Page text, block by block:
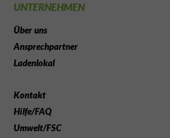
UNTERNEHMEN
Über uns
Ansprechpartner
Ladenlokal
Kontakt
Hilfe/FAQ
Umwelt/FSC